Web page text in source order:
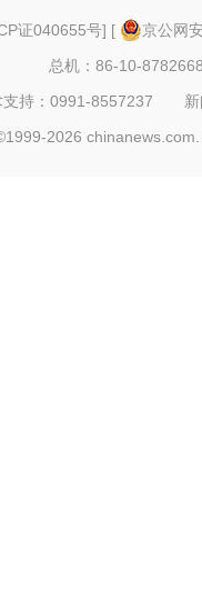
证040655号] [
京公网
总机：86-10-
持：0991-8557237
2026